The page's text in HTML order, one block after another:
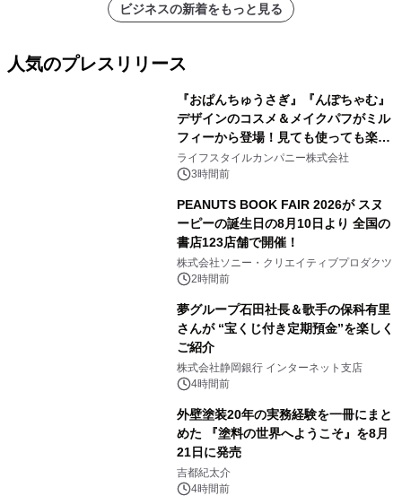
ビジネスの新着をもっと見る
人気のプレスリリース
『おぱんちゅうさぎ』『んぽちゃむ』
デザインのコスメ＆メイクパフがミル
フィーから登場！見ても使っても楽し
い、ポップでキュートなコレクショ
ン。
ライフスタイルカンパニー株式会社
3時間前
PEANUTS BOOK FAIR 2026が スヌ
ーピーの誕生日の8月10日より 全国の
書店123店舗で開催！
株式会社ソニー・クリエイティブプロダクツ
2時間前
夢グループ石田社長＆歌手の保科有里
さんが “宝くじ付き定期預金”を楽しく
ご紹介
株式会社静岡銀行 インターネット支店
4時間前
外壁塗装20年の実務経験を一冊にまと
めた 『塗料の世界へようこそ』を8月
21日に発売
吉都紀太介
4時間前